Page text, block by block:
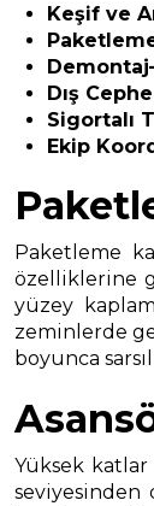
Keşif ve
Dış
Sigortalı
Ekip
Paketleme
özelliklerine
yüzey
zeminlerde
boyunca
Yüksek
seviyesinden